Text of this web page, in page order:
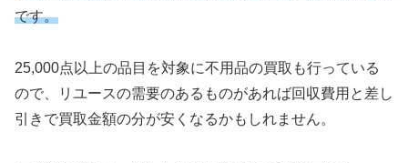
です。
25,000点以上の品目を対象に不用品の買取も行っている
ので、リユースの需要のあるものがあれば回収費用と差し
引きで買取金額の分が安くなるかもしれません。